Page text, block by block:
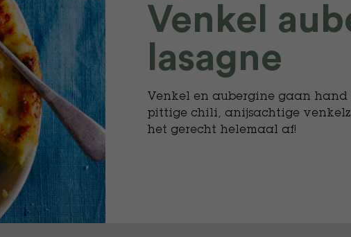
Venkel
lasagne
Venkel en aubergine gaan
pittige chili, anijsachtige
het gerecht helemaal af!